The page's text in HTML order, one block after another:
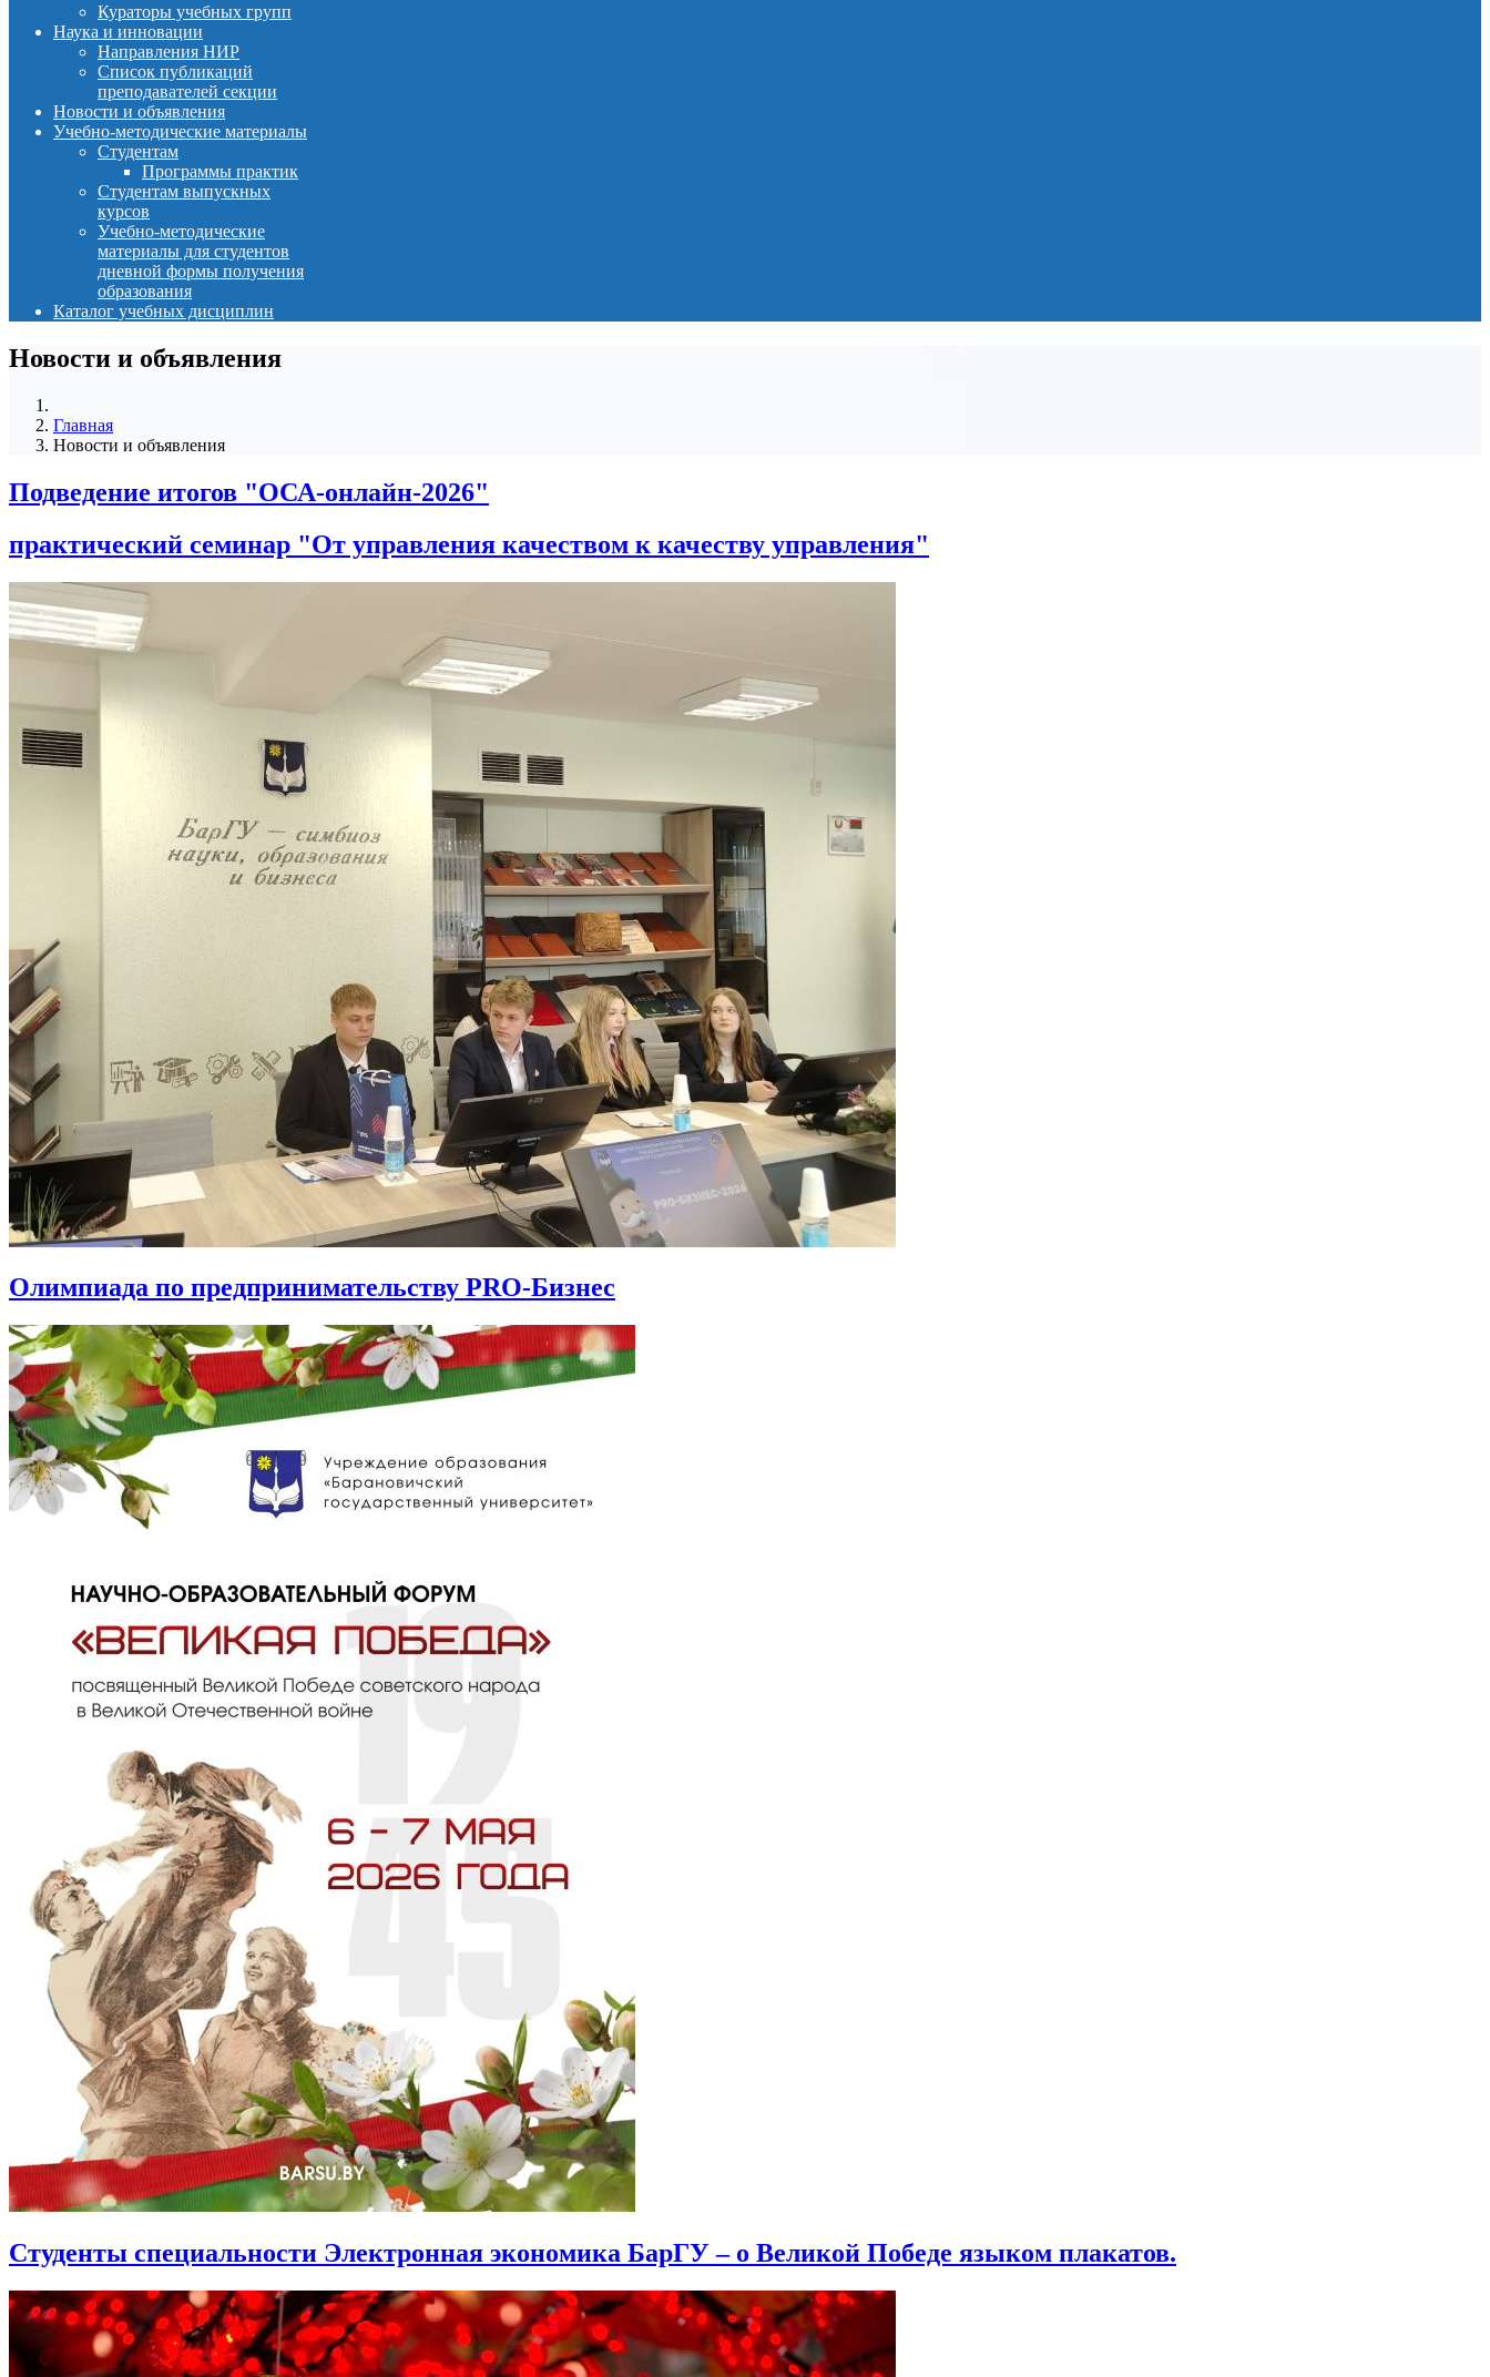
Кураторы учебных групп
Наука и инновации
Направления НИР
Список публикаций
преподавателей секции
Новости и объявления
Учебно-методические материалы
Студентам
Программы практик
Студентам выпускных
курсов
Учебно-методические
материалы для студентов
дневной формы получения
образования
Каталог учебных дисциплин
Новости и объявления
Главная
Новости и объявления
Подведение итогов "ОСА-онлайн-2026"
практический семинар "От управления качеством к качеству управления"
Олимпиада по предпринимательству PRO-Бизнес
Студенты специальности Электронная экономика БарГУ – о Великой Победе языком плакатов.